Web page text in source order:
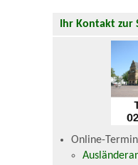
Ihr Kontakt
Online-